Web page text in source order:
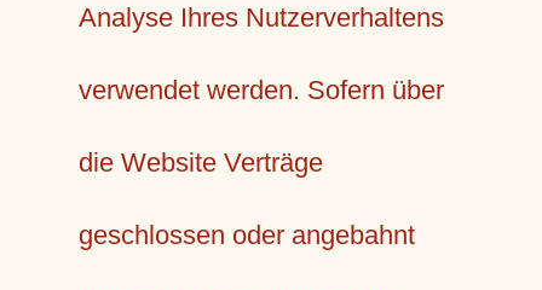
Analyse Ihres Nutzerverhaltens
verwendet werden. Sofern über
die Website Verträge
geschlossen oder angebahnt